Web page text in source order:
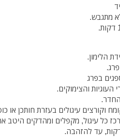
מתגבש.
הלימון.
בפרג
העוגיות והצימוקים.
עיגולים בעזרת חותכן או
כל עיגול, מקפלים ומהדקים היטב